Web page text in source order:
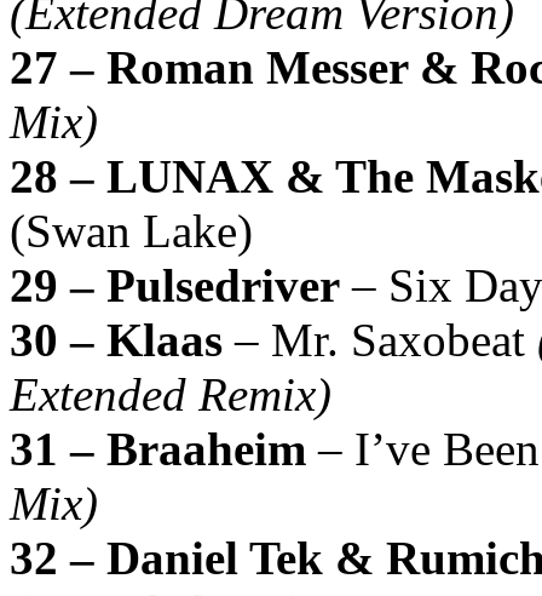
(Extended Dream Version)
27 – Roman Messer &
Mix)
28 – LUNAX & The
(Swan Lake)
29 – Pulsedriver – Six
30 – Klaas – Mr. Saxobeat
Extended Remix)
31 – Braaheim – I’ve
Mix)
32 – Daniel Tek &